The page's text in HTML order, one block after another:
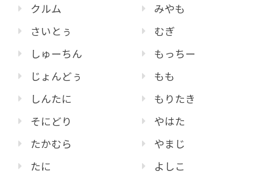
クルム
さいとぅ
しゅーちん
じょんどぅ
しんたに
そにどり
たかむら
たに
みやも
むぎ
もっちー
もも
もりたき
やはた
やまじ
よしこ